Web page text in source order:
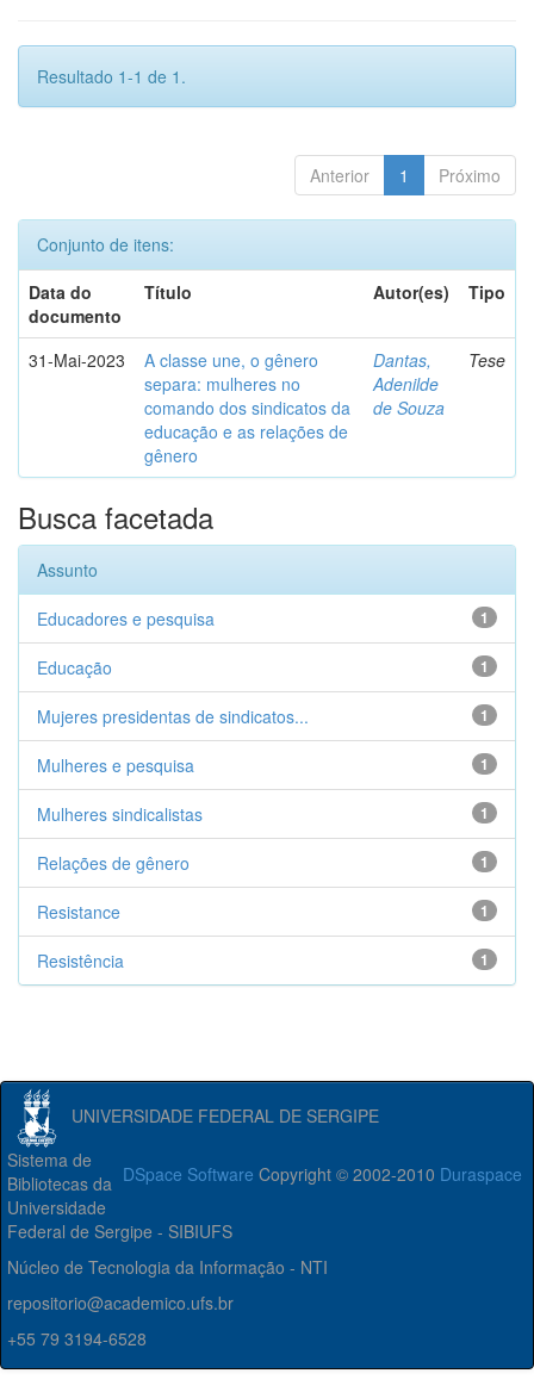
Resultado 1-1 de 1.
Anterior 1 Próximo
Conjunto de itens:
Data do
documento
Título Autor(es) Tipo
31-Mai-2023
A classe une, o gênero
separa: mulheres no
comando dos sindicatos da
educação e as relações de
gênero
Dantas,
Adenilde
de Souza
Tese
Busca facetada
Assunto
1
Educadores e pesquisa
1
Educação
1
Mujeres presidentas de sindicatos...
1
Mulheres e pesquisa
1
Mulheres sindicalistas
1
Relações de gênero
1
Resistance
1
Resistência
UNIVERSIDADE FEDERAL DE SERGIPE
DSpace Software Copyright © 2002-2010 Duraspace
Sistema de
Bibliotecas da
Universidade
Federal de Sergipe - SIBIUFS
Núcleo de Tecnologia da Informação - NTI
repositorio@academico.ufs.br
+55 79 3194-6528